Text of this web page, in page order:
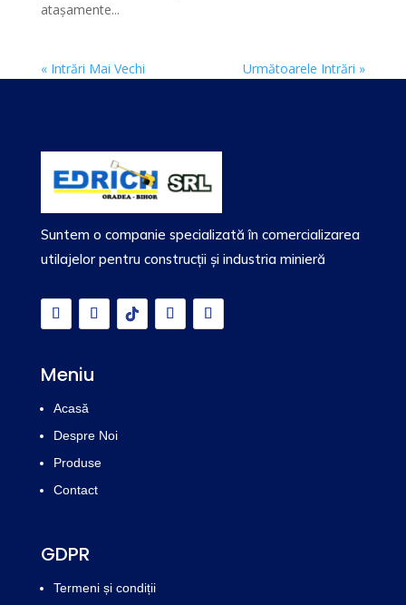
atașamente...
« Intrări Mai Vechi Următoarele Intrări »
Suntem o companie specializată în comercializarea
utilajelor pentru construcții și industria minieră
Meniu
Acasă
Despre Noi
Produse
Contact
GDPR
Termeni și condiții